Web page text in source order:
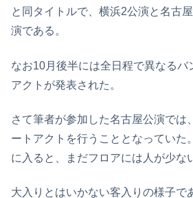
と同タイトルで、横浜2公演と名古
演である。
なお10月後半には全日程で異なるバ
アクトが発表された。
さて筆者が参加した名古屋公演では
ートアクトを行うこととなっていた
に入ると、まだフロアには人が少な
大入りとはいかない客入りの様子で